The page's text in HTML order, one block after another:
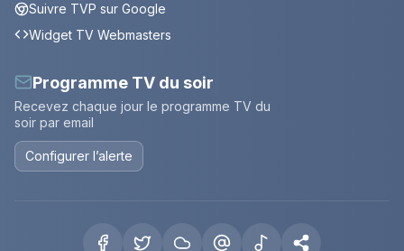
Suivre TVP sur Google
Widget TV Webmasters
Programme TV du soir
Recevez chaque jour le programme TV du
soir par email
Configurer l’alerte